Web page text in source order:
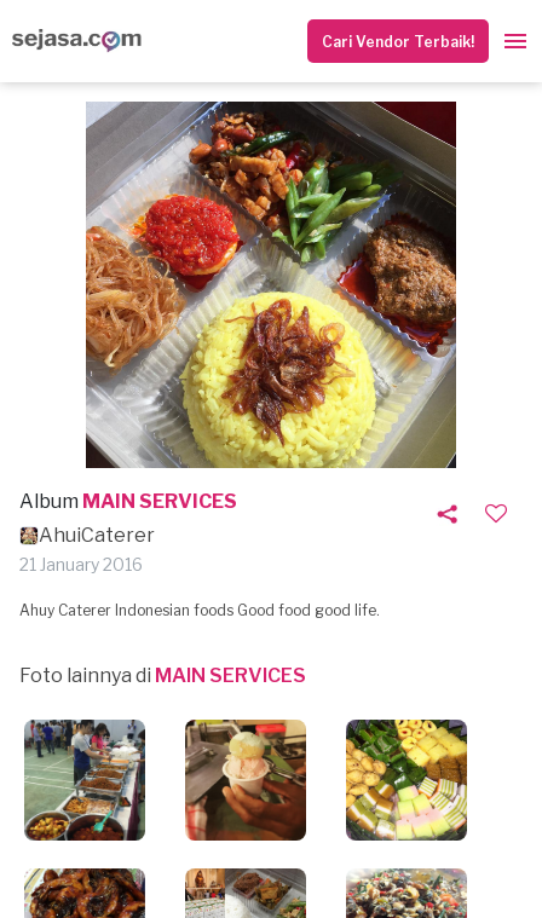
Cari Vendor Terbaik!
Album MAIN SERVICES
AhuiCaterer
21 January 2016
Ahuy Caterer Indonesian foods Good food good life.
Foto lainnya di MAIN SERVICES